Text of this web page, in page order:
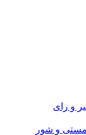
و رای
و شور